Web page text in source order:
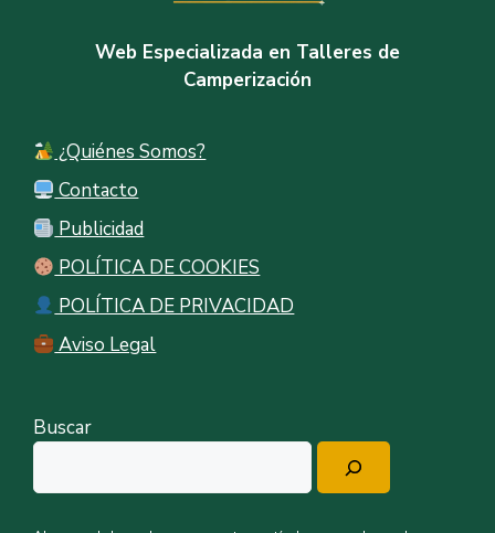
Web Especializada en Talleres de
Camperización
¿Quiénes Somos?
Contacto
Publicidad
POLÍTICA DE COOKIES
POLÍTICA DE PRIVACIDAD
Aviso Legal
Buscar